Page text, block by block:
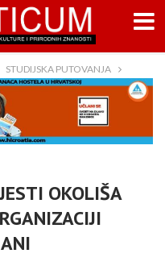
STUDIJSKA PUTOVANJA
OKOLIŠA